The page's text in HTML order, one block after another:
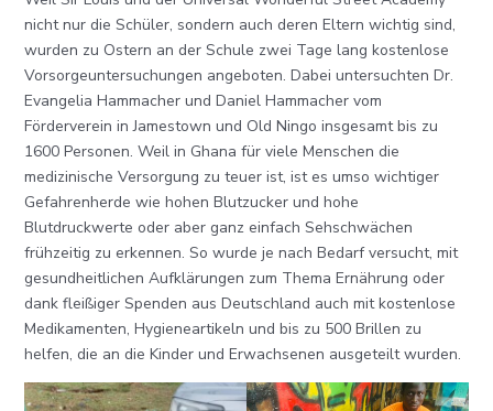
nicht nur die Schüler, sondern auch deren Eltern wichtig sind,
wurden zu Ostern an der Schule zwei Tage lang kostenlose
Vorsorgeuntersuchungen angeboten. Dabei untersuchten Dr.
Evangelia Hammacher und Daniel Hammacher vom
Förderverein in Jamestown und Old Ningo insgesamt bis zu
1600 Personen. Weil in Ghana für viele Menschen die
medizinische Versorgung zu teuer ist, ist es umso wichtiger
Gefahrenherde wie hohen Blutzucker und hohe
Blutdruckwerte oder aber ganz einfach Sehschwächen
frühzeitig zu erkennen. So wurde je nach Bedarf versucht, mit
gesundheitlichen Aufklärungen zum Thema Ernährung oder
dank fleißiger Spenden aus Deutschland auch mit kostenlose
Medikamenten, Hygieneartikeln und bis zu 500 Brillen zu
helfen, die an die Kinder und Erwachsenen ausgeteilt wurden.